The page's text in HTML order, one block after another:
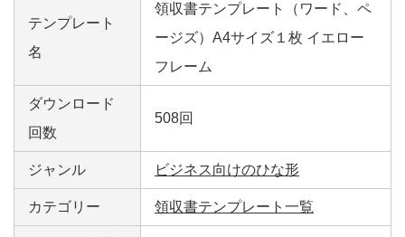
テンプレート
名
領収書テンプレート（ワード、ペ
ージズ）A4サイズ１枚 イエロー
フレーム
ダウンロード
回数
508回
ジャンル ビジネス向けのひな形
カテゴリー 領収書テンプレート一覧